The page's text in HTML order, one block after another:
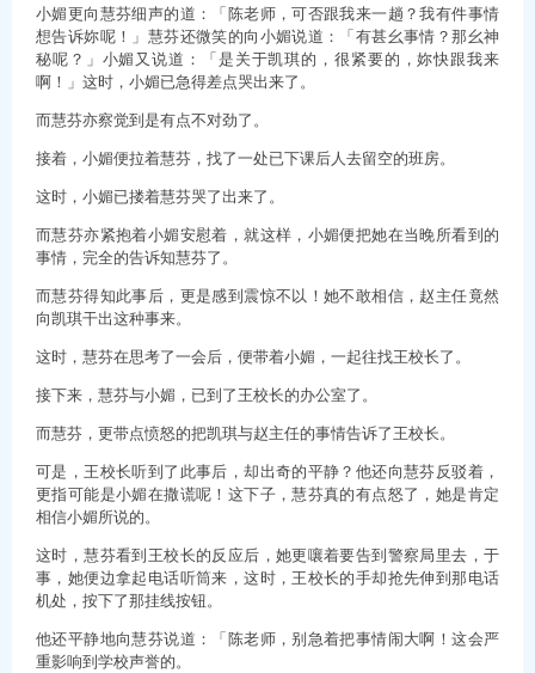
小媚更向慧芬细声的道：「陈老师，可否跟我来一趟？我有件事情
想告诉妳呢！」慧芬还微笑的向小媚说道：「有甚幺事情？那幺神
秘呢？」小媚又说道：「是关于凯琪的，很紧要的，妳快跟我来
啊！」这时，小媚已急得差点哭出来了。
而慧芬亦察觉到是有点不对劲了。
接着，小媚便拉着慧芬，找了一处已下课后人去留空的班房。
这时，小媚已搂着慧芬哭了出来了。
而慧芬亦紧抱着小媚安慰着，就这样，小媚便把她在当晚所看到的
事情，完全的告诉知慧芬了。
而慧芬得知此事后，更是感到震惊不以！她不敢相信，赵主任竟然
向凯琪干出这种事来。
这时，慧芬在思考了一会后，便带着小媚，一起往找王校长了。
接下来，慧芬与小媚，已到了王校长的办公室了。
而慧芬，更带点愤怒的把凯琪与赵主任的事情告诉了王校长。
可是，王校长听到了此事后，却出奇的平静？他还向慧芬反驳着，
更指可能是小媚在撒谎呢！这下子，慧芬真的有点怒了，她是肯定
相信小媚所说的。
这时，慧芬看到王校长的反应后，她更嚷着要告到警察局里去，于
事，她便边拿起电话听筒来，这时，王校长的手却抢先伸到那电话
机处，按下了那挂线按钮。
他还平静地向慧芬说道：「陈老师，别急着把事情闹大啊！这会严
重影响到学校声誉的。